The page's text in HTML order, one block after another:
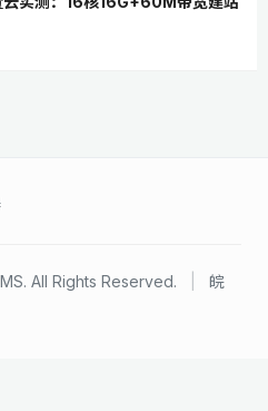
All Rights Reserved.
皖